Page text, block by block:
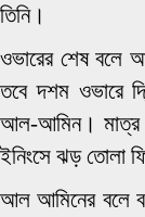
তিনি।
ওভারের শেষ বলে
তবে দশম ওভারে
আল-আমিন। মাত্র
ইনিংসে ঝড় তোলা
আল আমিনের বলে